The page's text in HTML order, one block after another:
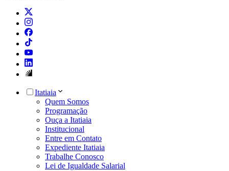
Itatiaia
Quem Somos
Programação
Ouça a Itatiaia
Institucional
Entre em Contato
Expediente Itatiaia
Trabalhe Conosco
Lei de Igualdade Salarial